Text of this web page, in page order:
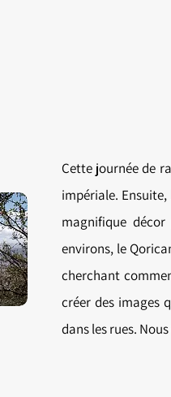
Cette journée de
impériale.
magnifique
environs, le
cherchant
créer des images
dans les rues.